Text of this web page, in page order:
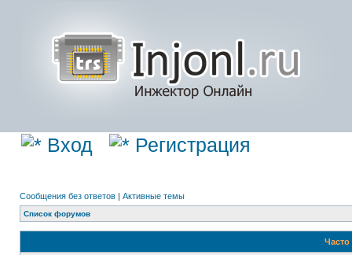
Вход Регистрация
Сообщения без ответов | Активные темы
Список форумов